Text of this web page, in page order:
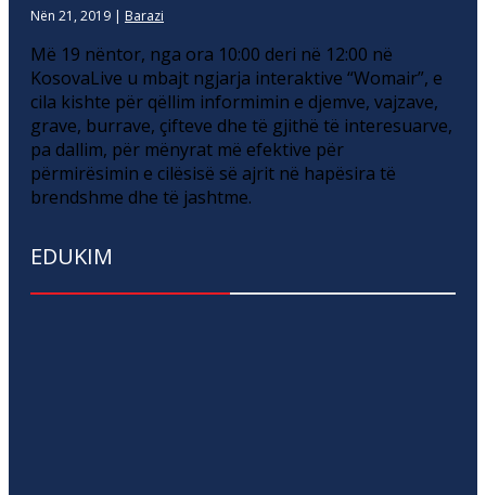
Nën 21, 2019 | Barazi
Më 19 nëntor, nga ora 10:00 deri në 12:00 në
KosovaLive u mbajt ngjarja interaktive “Womair”, e
cila kishte për qëllim informimin e djemve, vajzave,
grave, burrave, çifteve dhe të gjithë të interesuarve,
pa dallim, për mënyrat më efektive për
përmirësimin e cilësisë së ajrit në hapësira të
brendshme dhe të jashtme.
EDUKIM